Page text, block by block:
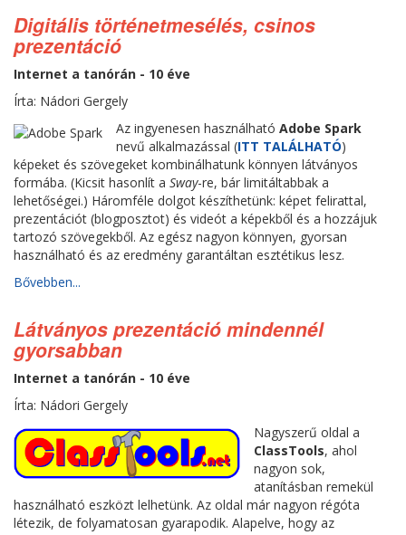
Digitális történetmesélés, csinos
prezentáció
Internet a tanórán - 10 éve
Írta: Nádori Gergely
Az ingyenesen használható Adobe Spark
nevű alkalmazással (ITT TALÁLHATÓ)
képeket és szövegeket kombinálhatunk könnyen látványos
formába. (Kicsit hasonlít a Sway-re, bár limitáltabbak a
lehetőségei.) Háromféle dolgot készíthetünk: képet felirattal,
prezentációt (blogposztot) és videót a képekből és a hozzájuk
tartozó szövegekből. Az egész nagyon könnyen, gyorsan
használható és az eredmény garantáltan esztétikus lesz.
Bővebben...
Látványos prezentáció mindennél
gyorsabban
Internet a tanórán - 10 éve
Írta: Nádori Gergely
Nagyszerű oldal a
ClassTools, ahol
nagyon sok,
atanításban remekül
használható eszközt lelhetünk. Az oldal már nagyon régóta
létezik, de folyamatosan gyarapodik. Alapelve, hogy az